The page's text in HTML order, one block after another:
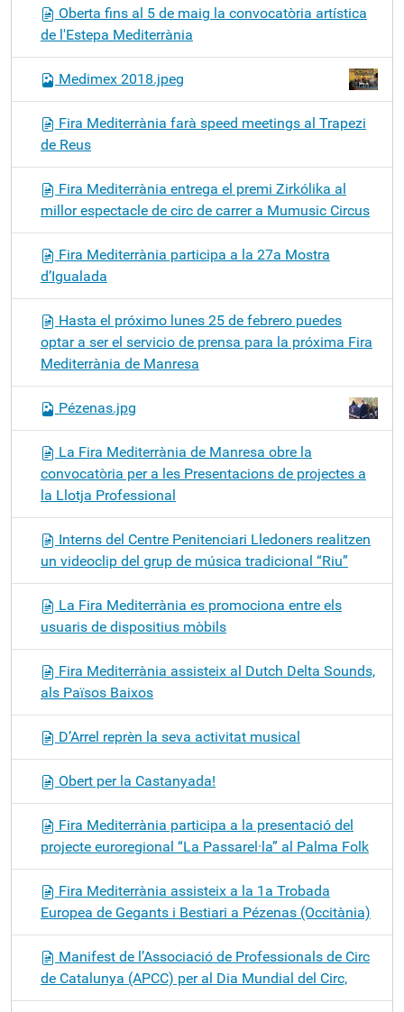
Oberta fins al 5 de maig la convocatòria artística
de l'Estepa Mediterrània
Medimex 2018.jpeg
Fira Mediterrània farà speed meetings al Trapezi
de Reus
Fira Mediterrània entrega el premi Zirkólika al
millor espectacle de circ de carrer a Mumusic Circus
Fira Mediterrània participa a la 27a Mostra
d’Igualada
Hasta el próximo lunes 25 de febrero puedes
optar a ser el servicio de prensa para la próxima Fira
Mediterrània de Manresa
Pézenas.jpg
La Fira Mediterrània de Manresa obre la
convocatòria per a les Presentacions de projectes a
la Llotja Professional
Interns del Centre Penitenciari Lledoners realitzen
un videoclip del grup de música tradicional “Riu”
La Fira Mediterrània es promociona entre els
usuaris de dispositius mòbils
Fira Mediterrània assisteix al Dutch Delta Sounds,
als Països Baixos
D’Arrel reprèn la seva activitat musical
Obert per la Castanyada!
Fira Mediterrània participa a la presentació del
projecte euroregional “La Passarel·la” al Palma Folk
Fira Mediterrània assisteix a la 1a Trobada
Europea de Gegants i Bestiari a Pézenas (Occitània)
Manifest de l’Associació de Professionals de Circ
de Catalunya (APCC) per al Dia Mundial del Circ,